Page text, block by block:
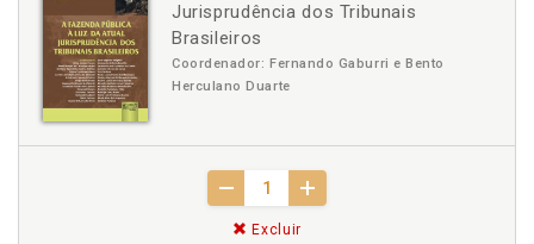
Jurisprudência dos Tribunais
Brasileiros
Coordenador: Fernando Gaburri e Bento
Herculano Duarte
Excluir